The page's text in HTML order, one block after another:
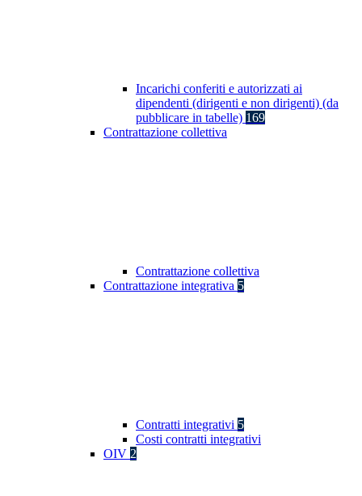
Incarichi conferiti e autorizzati ai
dipendenti (dirigenti e non dirigenti) (da
pubblicare in tabelle) 169
Contrattazione collettiva
Contrattazione collettiva
Contrattazione integrativa 5
Contratti integrativi 5
Costi contratti integrativi
OIV 2